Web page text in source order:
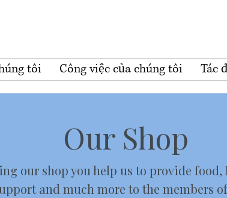
tôi Công việc của chúng tôi Tác
Our Shop
our shop you help us to provide food,
and much more to the members